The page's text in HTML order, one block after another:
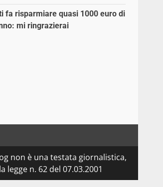
ti fa risparmiare quasi 1000 euro di
mi ringrazierai
non è una testata giornalistica,
n. 62 del 07.03.2001